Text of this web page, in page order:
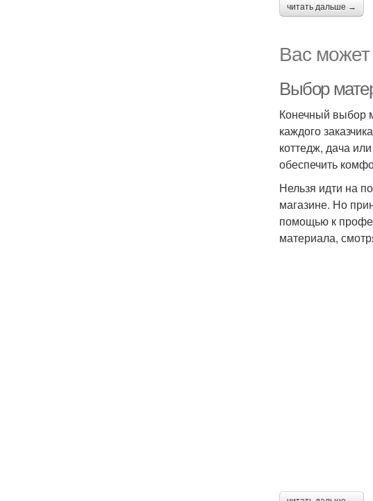
читать дальше →
Вас может
Выбор
Конечный выбор
каждого
коттедж, дача
обеспечить
Нельзя идти на
магазине. Но
помощью к
материала,